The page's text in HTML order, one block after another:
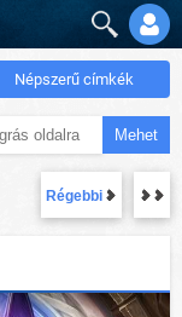
Népszerű címkék
Mehet
Régebbi